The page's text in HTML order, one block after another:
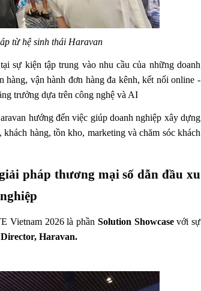
từ hệ sinh thái Haravan
sự kiện tập trung vào nhu cầu của những doanh
vận hành đơn hàng đa kênh, kết nối online -
trưởng dựa trên công nghệ và AI
hướng đến việc giúp doanh nghiệp xây dựng
hàng, tồn kho, marketing và chăm sóc khách
pháp thương mại số dẫn đầu xu
Vietnam 2026 là phần Solution Showcase với sự
Haravan.